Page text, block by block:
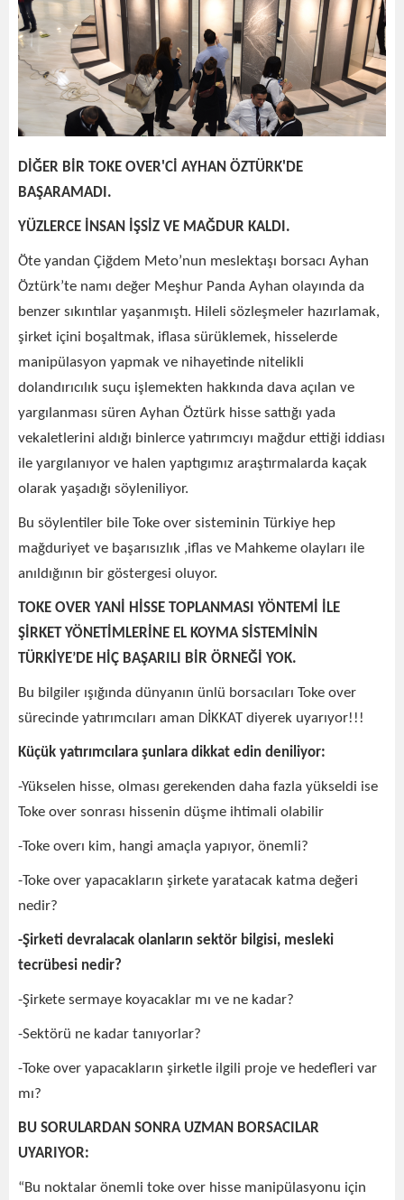
DİĞER BİR TOKE OVER'Cİ AYHAN ÖZTÜRK'DE
BAŞARAMADI.
YÜZLERCE İNSAN İŞSİZ VE MAĞDUR KALDI.
Öte yandan Çiğdem Meto’nun meslektaşı borsacı Ayhan
Öztürk’te namı değer Meşhur Panda Ayhan olayında da
benzer sıkıntılar yaşanmıştı. Hileli sözleşmeler hazırlamak,
şirket içini boşaltmak, iflasa sürüklemek, hisselerde
manipülasyon yapmak ve nihayetinde nitelikli
dolandırıcılık suçu işlemekten hakkında dava açılan ve
yargılanması süren Ayhan Öztürk hisse sattığı yada
vekaletlerini aldığı binlerce yatırımcıyı mağdur ettiği iddiası
ile yargılanıyor ve halen yaptıgımız araştırmalarda kaçak
olarak yaşadığı söyleniliyor.
Bu söylentiler bile Toke over sisteminin Türkiye hep
mağduriyet ve başarısızlık ,iflas ve Mahkeme olayları ile
anıldığının bir göstergesi oluyor.
TOKE OVER YANİ HİSSE TOPLANMASI YÖNTEMİ İLE
ŞİRKET YÖNETİMLERİNE EL KOYMA SİSTEMİNİN
TÜRKİYE’DE HİÇ BAŞARILI BİR ÖRNEĞİ YOK.
Bu bilgiler ışığında dünyanın ünlü borsacıları Toke over
sürecinde yatırımcıları aman DİKKAT diyerek uyarıyor!!!
Küçük yatırımcılara şunlara dikkat edin deniliyor:
-Yükselen hisse, olması gerekenden daha fazla yükseldi ise
Toke over sonrası hissenin düşme ihtimali olabilir
-Toke overı kim, hangi amaçla yapıyor, önemli?
-Toke over yapacakların şirkete yaratacak katma değeri
nedir?
-Şirketi devralacak olanların sektör bilgisi, mesleki
tecrübesi nedir?
-Şirkete sermaye koyacaklar mı ve ne kadar?
-Sektörü ne kadar tanıyorlar?
-Toke over yapacakların şirketle ilgili proje ve hedefleri var
mı?
BU SORULARDAN SONRA UZMAN BORSACILAR
UYARIYOR:
“Bu noktalar önemli toke over hisse manipülasyonu için